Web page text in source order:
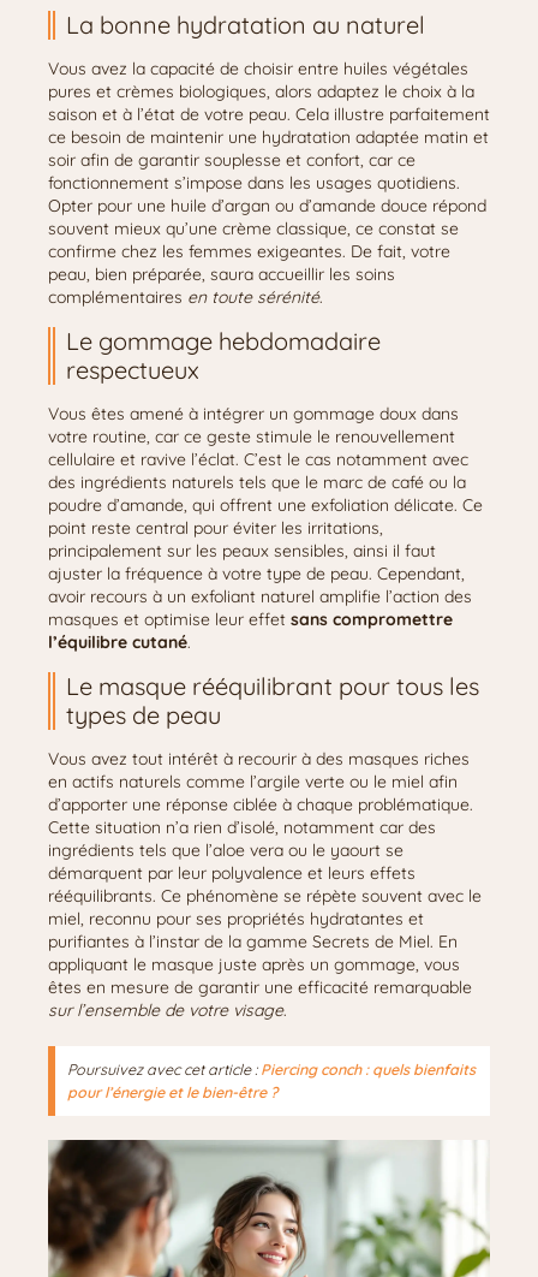
La bonne hydratation au naturel
Vous avez la capacité de choisir entre huiles végétales
pures et crèmes biologiques, alors adaptez le choix à la
saison et à l’état de votre peau. Cela illustre parfaitement
ce besoin de maintenir une hydratation adaptée matin et
soir afin de garantir souplesse et confort, car ce
fonctionnement s’impose dans les usages quotidiens.
Opter pour une huile d’argan ou d’amande douce répond
souvent mieux qu’une crème classique, ce constat se
confirme chez les femmes exigeantes. De fait, votre
peau, bien préparée, saura accueillir les soins
complémentaires en toute sérénité.
Le gommage hebdomadaire
respectueux
Vous êtes amené à intégrer un gommage doux dans
votre routine, car ce geste stimule le renouvellement
cellulaire et ravive l’éclat. C’est le cas notamment avec
des ingrédients naturels tels que le marc de café ou la
poudre d’amande, qui offrent une exfoliation délicate. Ce
point reste central pour éviter les irritations,
principalement sur les peaux sensibles, ainsi il faut
ajuster la fréquence à votre type de peau. Cependant,
avoir recours à un exfoliant naturel amplifie l’action des
masques et optimise leur effet sans compromettre
l’équilibre cutané.
Le masque rééquilibrant pour tous les
types de peau
Vous avez tout intérêt à recourir à des masques riches
en actifs naturels comme l’argile verte ou le miel afin
d’apporter une réponse ciblée à chaque problématique.
Cette situation n’a rien d’isolé, notamment car des
ingrédients tels que l’aloe vera ou le yaourt se
démarquent par leur polyvalence et leurs effets
rééquilibrants. Ce phénomène se répète souvent avec le
miel, reconnu pour ses propriétés hydratantes et
purifiantes à l’instar de la gamme Secrets de Miel. En
appliquant le masque juste après un gommage, vous
êtes en mesure de garantir une efficacité remarquable
sur l’ensemble de votre visage.
Poursuivez avec cet article :Piercing conch : quels bienfaits
pour l’énergie et le bien-être ?